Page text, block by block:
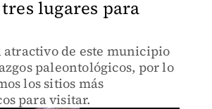
lugares para
de este municipio
paleontológicos, por lo
los sitios más
para visitar.